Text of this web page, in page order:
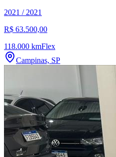
2021 / 2021
R$ 63.500,00
118.000 kmFlex
Campinas, SP